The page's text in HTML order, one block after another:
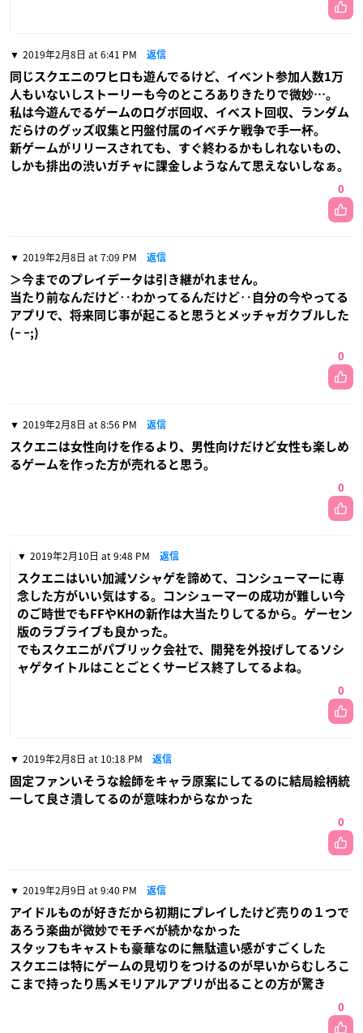
2019年2月8日 at 6:41 PM 返信
同じスクエニのワヒロも遊んでるけど、イベント参加人数1万
人もいないしストーリーも今のところありきたりで微妙…。
私は今遊んでるゲームのログボ回収、イベスト回収、ランダム
だらけのグッズ収集と円盤付属のイベチケ戦争で手一杯。
新ゲームがリリースされても、すぐ終わるかもしれないもの、
しかも排出の渋いガチャに課金しようなんて思えないしなぁ。
0
2019年2月8日 at 7:09 PM 返信
＞今までのプレイデータは引き継がれません。
当たり前なんだけど‥わかってるんだけど‥自分の今やってる
アプリで、将来同じ事が起こると思うとメッチャガクブルした
(ｰ ｰ;)
0
2019年2月8日 at 8:56 PM 返信
スクエニは女性向けを作るより、男性向けだけど女性も楽しめ
るゲームを作った方が売れると思う。
0
2019年2月10日 at 9:48 PM 返信
スクエニはいい加減ソシャゲを諦めて、コンシューマーに専
念した方がいい気はする。コンシューマーの成功が難しい今
のご時世でもFFやKHの新作は大当たりしてるから。ゲーセン
版のラブライブも良かった。
でもスクエニがパブリック会社で、開発を外投げしてるソシ
ャゲタイトルはことごとくサービス終了してるよね。
0
2019年2月8日 at 10:18 PM 返信
固定ファンいそうな絵師をキャラ原案にしてるのに結局絵柄統
一して良さ潰してるのが意味わからなかった
0
2019年2月9日 at 9:40 PM 返信
アイドルものが好きだから初期にプレイしたけど売りの１つで
あろう楽曲が微妙でモチベが続かなかった
スタッフもキャストも豪華なのに無駄遣い感がすごくした
スクエニは特にゲームの見切りをつけるのが早いからむしろこ
こまで持ったり馬メモリアルアプリが出ることの方が驚き
0